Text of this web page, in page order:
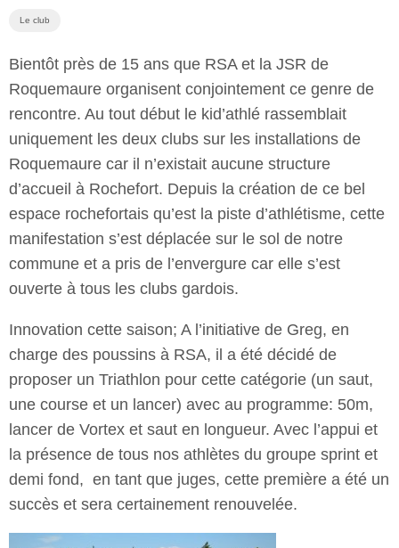
Le club
Bientôt près de 15 ans que RSA et la JSR de
Roquemaure organisent conjointement ce genre de
rencontre. Au tout début le kid’athlé rassemblait
uniquement les deux clubs sur les installations de
Roquemaure car il n’existait aucune structure
d’accueil à Rochefort. Depuis la création de ce bel
espace rochefortais qu’est la piste d’athlétisme, cette
manifestation s’est déplacée sur le sol de notre
commune et a pris de l’envergure car elle s’est
ouverte à tous les clubs gardois.
Innovation cette saison; A l’initiative de Greg, en
charge des poussins à RSA, il a été décidé de
proposer un Triathlon pour cette catégorie (un saut,
une course et un lancer) avec au programme: 50m,
lancer de Vortex et saut en longueur. Avec l’appui et
la présence de tous nos athlètes du groupe sprint et
demi fond, en tant que juges, cette première a été un
succès et sera certainement renouvelée.